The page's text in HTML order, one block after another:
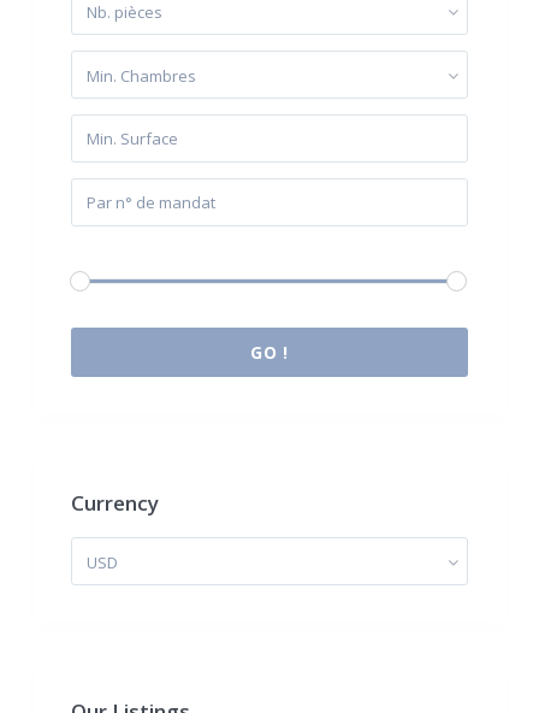
Nb. pièces
Min. Chambres
GO !
Currency
USD